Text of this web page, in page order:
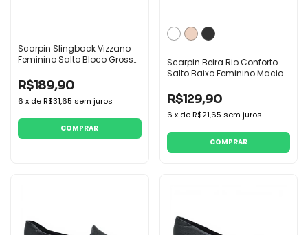
Scarpin Slingback Vizzano
Feminino Salto Bloco Grosso
R$189,90
6 x deR$31,65 sem juros
COMPRAR
Scarpin Beira Rio Conforto
Salto Baixo Feminino Macio
R$129,90
6 x deR$21,65 sem juros
COMPRAR